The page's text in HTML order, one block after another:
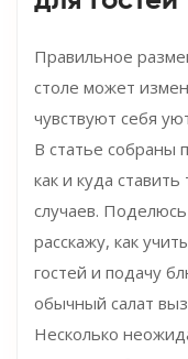
Правильное
столе может
чувствуют себя
В статье собраны
как и куда
случаев.
расскажу, как
гостей и подачу
обычный салат
Несколько